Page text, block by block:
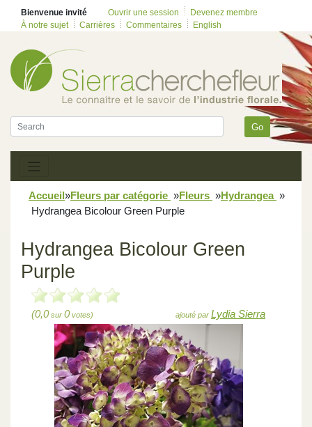
Bienvenue invité Ouvrir une session
Devenez membre
À notre sujet
Carrières Commentaires English
Go
Accueil»Fleurs par catégorie »Fleurs »Hydrangea »
Hydrangea Bicolour Green Purple
Hydrangea Bicolour Green
Purple
(0,0sur 0votes) ajouté par Lydia Sierra
Previous Next